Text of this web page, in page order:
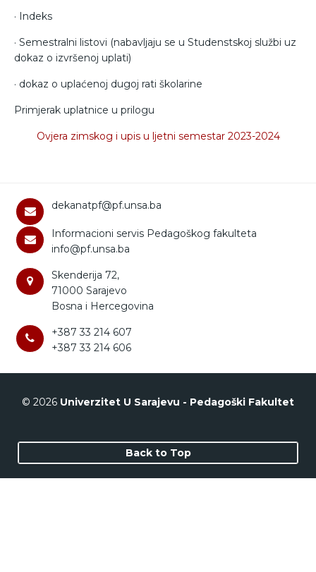
· Indeks
· Semestralni listovi (nabavljaju se u Studenstskoj službi uz
dokaz o izvršenoj uplati)
· dokaz o uplaćenoj dugoj rati školarine
Primjerak uplatnice u prilogu
Ovjera zimskog i upis u ljetni semestar 2023-2024
dekanatpf@pf.unsa.ba
Informacioni servis Pedagoškog fakulteta
info@pf.unsa.ba
Skenderija 72,
71000 Sarajevo
Bosna i Hercegovina
+387 33 214 607
+387 33 214 606
© 2026 Univerzitet U Sarajevu - Pedagoški Fakultet
Back to Top